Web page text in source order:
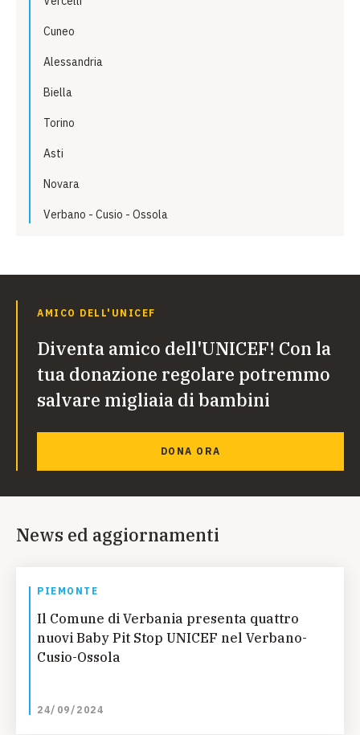
Cuneo
Alessandria
Biella
Torino
Asti
Novara
Verbano - Cusio - Ossola
AMICO DELL'UNICEF
Diventa amico dell'UNICEF! Con la
tua donazione regolare potremmo
salvare migliaia di bambini
DONA ORA
News ed aggiornamenti
PIEMONTE
Il Comune di Verbania presenta quattro
nuovi Baby Pit Stop UNICEF nel Verbano-
Cusio-Ossola
24/09/2024